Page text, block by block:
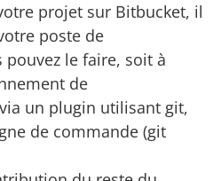
projet sur Bitbucket, il
poste de
le faire, soit à
de
un plugin utilisant git,
de commande (git